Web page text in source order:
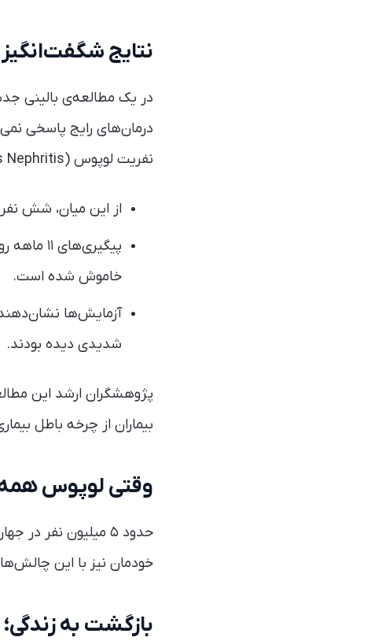
نتایج شگفت‌انگیز
درمان‌های رایج پاسخی
نفریت لوپوس (Lupus Nephritis) رنج می‌بردند.
از این میان، شش نفر
خاموش شده است.
آزمایش‌ها
شدیدی دیده بودند.
پژوهشگران ارشد این
بیماران از چرخه باطل
وقتی لوپوس
حدود ۵ میلیون نفر
خودمان نیز با این
بازگشت به زندگی؛